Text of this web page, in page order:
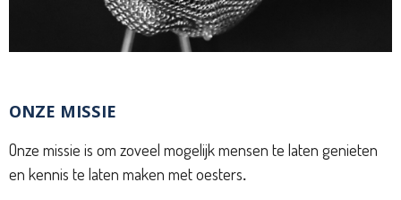
ONZE MISSIE
Onze missie is om zoveel mogelijk mensen te laten genieten
en kennis te laten maken met oesters.